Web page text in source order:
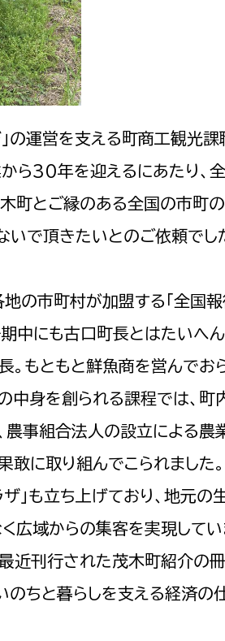
選挙管理委員会事務局
選挙管理委員会事務局
の運営を支える町商工観光課
ら30年を迎えるにあたり、
町とご縁のある全国の市町
で頂きたいとのご依頼でし
の市町村が加盟する「全国
中にも古口町長とはたいへん
。もともと鮮魚商を営んでお
中身を創られる課程では、町
農事組合法人の設立による農
敢に取り組んでこられました
」も立ち上げており、地元の
広域からの集客を実現してい
近刊行された茂木町紹介の冊
のちと暮らしを支える経済の